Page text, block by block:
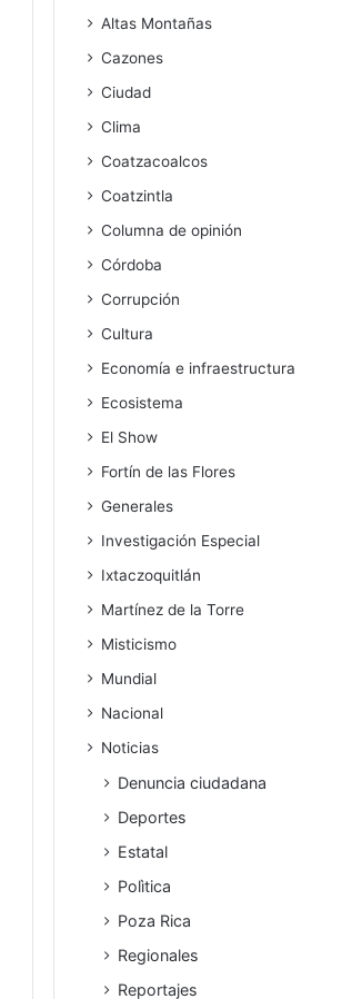
Altas Montañas
Cazones
Ciudad
Clima
Coatzacoalcos
Coatzintla
Columna de opinión
Córdoba
Corrupción
Cultura
Economía e infraestructura
Ecosistema
El Show
Fortín de las Flores
Generales
Investigación Especial
Ixtaczoquitlán
Martínez de la Torre
Misticismo
Mundial
Nacional
Noticias
Denuncia ciudadana
Deportes
Estatal
Polìtica
Poza Rica
Regionales
Reportajes